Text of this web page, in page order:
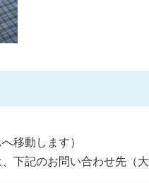
移動します）
下記のお問い合わせ先（